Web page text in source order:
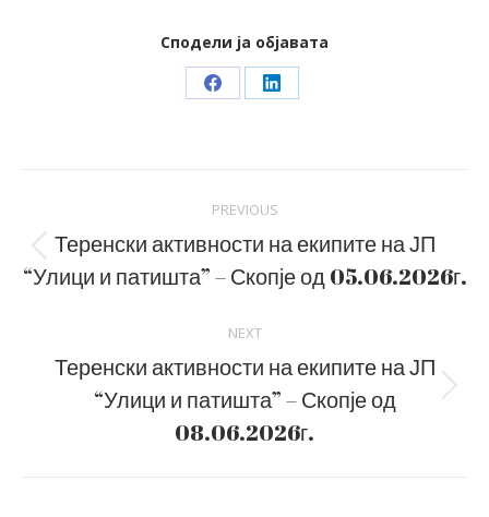
Сподели ја објавата
Share Share
navigation
PREVIOUS
Previous
post:
Теренски активности на екипите на ЈП
“Улици и патишта” – Скопје од 05.06.2026г.
NEXT
Next
post:
Теренски активности на екипите на ЈП
“Улици и патишта” – Скопје од
08.06.2026г.